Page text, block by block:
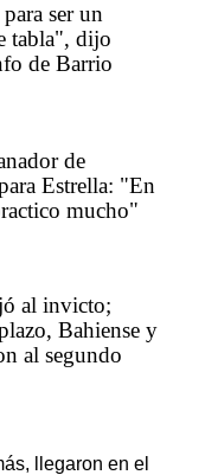
ser un
tabla", dijo
de Barrio
de
Estrella: "En
mucho"
al invicto;
Bahiense y
al segundo
llegaron en el